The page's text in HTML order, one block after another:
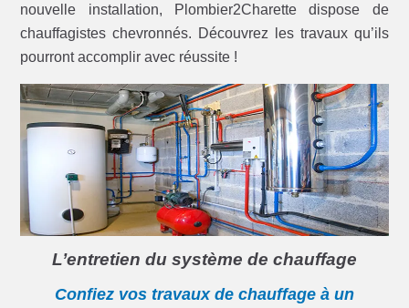
nouvelle installation, Plombier2Charette dispose de
chauffagistes chevronnés. Découvrez les travaux qu’ils
pourront accomplir avec réussite !
L’entretien du système de chauffage
Confiez vos travaux de chauffage à un